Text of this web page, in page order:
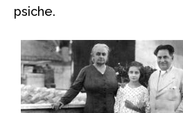
psiche.